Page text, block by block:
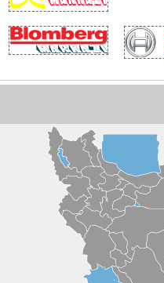
و نسبت نسل‌ها در عصر فردگرایی
جدید ایران در برابر آمریکا